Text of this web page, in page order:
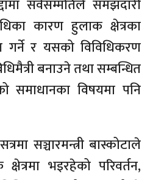
सर्वसम्मतिले समझदारी
कारण हुलाक क्षेत्रका
र यसको विविधिकरण
बनाउने तथा सम्बन्धित
समाधानका विषयमा पनि
सञ्चारमन्त्री बास्कोटाले
भइरहेको परिवर्तन,